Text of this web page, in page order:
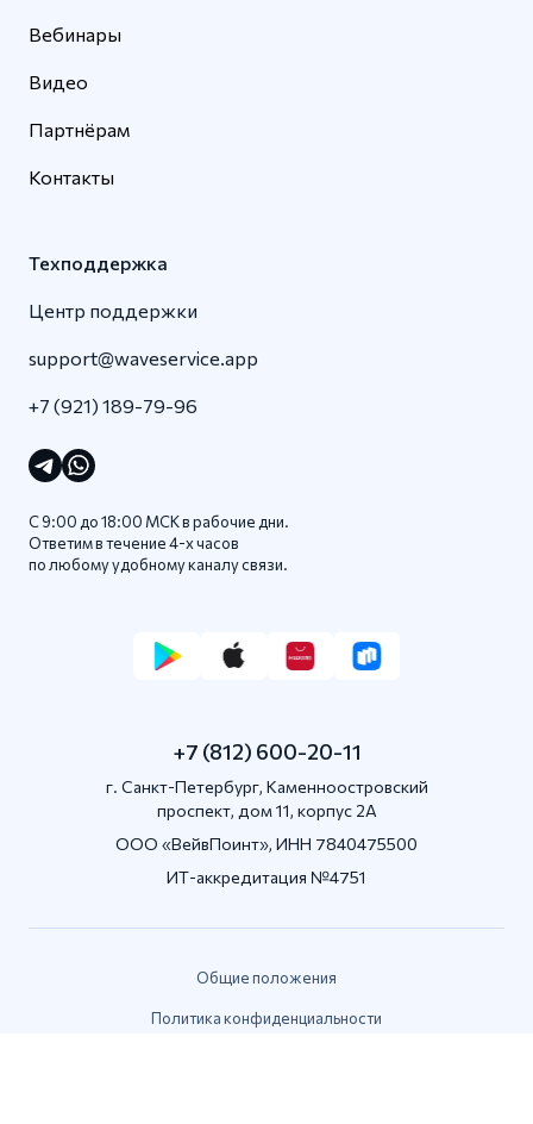
Вебинары
Видео
Партнёрам
Контакты
Техподдержка
Центр поддержки
support@waveservice.app
+7 (921) 189-79-96
С 9:00 до 18:00 МСК в рабочие дни.
Ответим в течение 4-x часов
по любому удобному каналу связи.
+7 (812) 600-20-11
г. Санкт-Петербург, Каменноостровский
проспект, дом 11, корпус 2А
OOO «ВейвПоинт», ИНН 7840475500
ИТ-аккредитация №4751
Общие положения
Политика конфиденциальности